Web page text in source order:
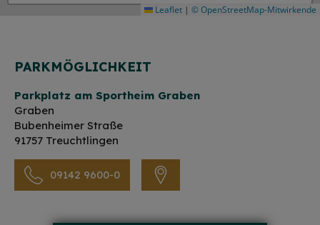
Leaflet | © OpenStreetMap-Mitwirkende
PARKMÖGLICHKEIT
Parkplatz am Sportheim Graben
Graben
Bubenheimer Straße
91757 Treuchtlingen
09142 9600-0